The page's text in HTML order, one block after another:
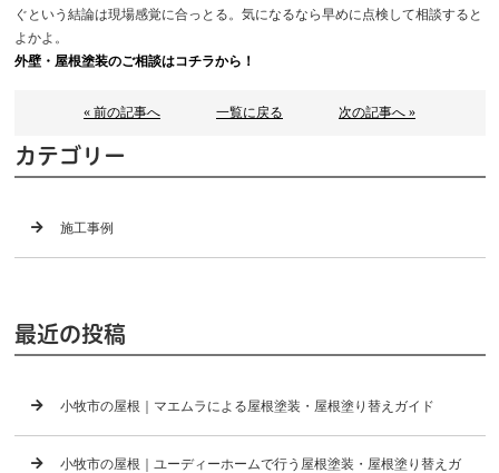
ぐという結論は現場感覚に合っとる。気になるなら早めに点検して相談すると
よかよ。
外壁・屋根塗装のご相談はコチラから！
« 前の記事へ 一覧に戻る 次の記事へ »
カテゴリー
施工事例
最近の投稿
小牧市の屋根｜マエムラによる屋根塗装・屋根塗り替えガイド
小牧市の屋根｜ユーディーホームで行う屋根塗装・屋根塗り替えガ